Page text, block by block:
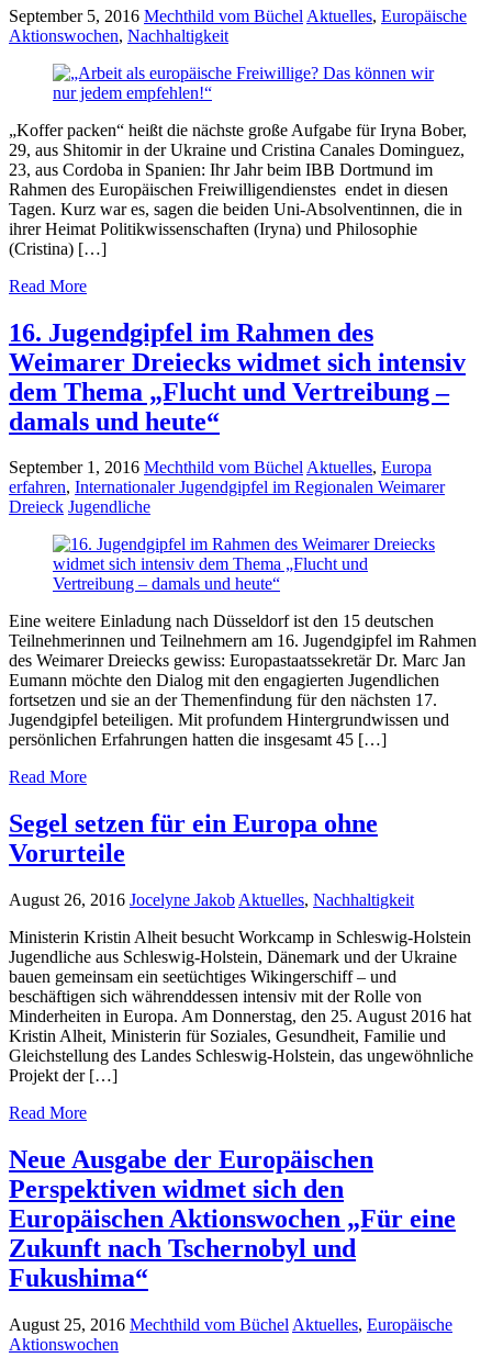
September 5, 2016 Mechthild vom Büchel Aktuelles, Europäische
Aktionswochen, Nachhaltigkeit
„Koffer packen“ heißt die nächste große Aufgabe für Iryna Bober,
29, aus Shitomir in der Ukraine und Cristina Canales Dominguez,
23, aus Cordoba in Spanien: Ihr Jahr beim IBB Dortmund im
Rahmen des Europäischen Freiwilligendienstes endet in diesen
Tagen. Kurz war es, sagen die beiden Uni-Absolventinnen, die in
ihrer Heimat Politikwissenschaften (Iryna) und Philosophie
(Cristina) […]
Read More
16. Jugendgipfel im Rahmen des
Weimarer Dreiecks widmet sich intensiv
dem Thema „Flucht und Vertreibung –
damals und heute“
September 1, 2016 Mechthild vom BüchelAktuelles, Europa
erfahren, Internationaler Jugendgipfel im Regionalen Weimarer
Dreieck Jugendliche
Eine weitere Einladung nach Düsseldorf ist den 15 deutschen
Teilnehmerinnen und Teilnehmern am 16. Jugendgipfel im Rahmen
des Weimarer Dreiecks gewiss: Europastaatssekretär Dr. Marc Jan
Eumann möchte den Dialog mit den engagierten Jugendlichen
fortsetzen und sie an der Themenfindung für den nächsten 17.
Jugendgipfel beteiligen. Mit profundem Hintergrundwissen und
persönlichen Erfahrungen hatten die insgesamt 45 […]
Read More
Segel setzen für ein Europa ohne
Vorurteile
August 26, 2016 Jocelyne Jakob Aktuelles, Nachhaltigkeit
Ministerin Kristin Alheit besucht Workcamp in Schleswig-Holstein
Jugendliche aus Schleswig-Holstein, Dänemark und der Ukraine
bauen gemeinsam ein seetüchtiges Wikingerschiff – und
beschäftigen sich währenddessen intensiv mit der Rolle von
Minderheiten in Europa. Am Donnerstag, den 25. August 2016 hat
Kristin Alheit, Ministerin für Soziales, Gesundheit, Familie und
Gleichstellung des Landes Schleswig-Holstein, das ungewöhnliche
Projekt der […]
Read More
Neue Ausgabe der Europäischen
Perspektiven widmet sich den
Europäischen Aktionswochen „Für eine
Zukunft nach Tschernobyl und
Fukushima“
August 25, 2016 Mechthild vom Büchel Aktuelles, Europäische
Aktionswochen